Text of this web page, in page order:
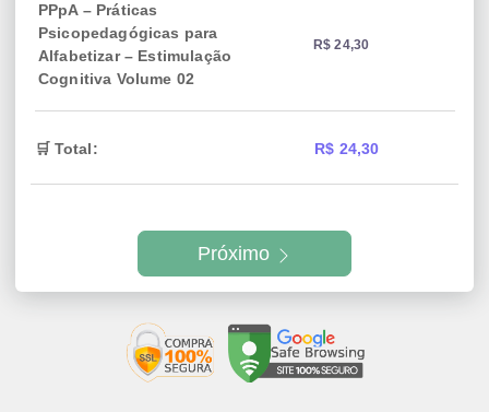
PPpA – Práticas
Psicopedagógicas para
Alfabetizar – Estimulação
Cognitiva Volume 02
R$ 24,30
🛒 Total: R$ 24,30
Próximo